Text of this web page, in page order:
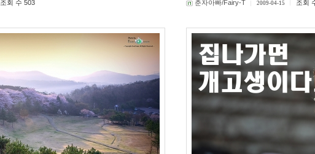
조회 수 503 춘자아빠/Fairy-T 2009-04-15 조회